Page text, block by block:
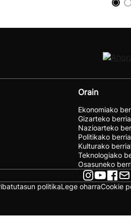
Orain
Ekonomiako
Gizarteko
Nazioarteko
Politikako
Kulturako
Teknologiako
Osasuneko
politikaLege oharraCookie